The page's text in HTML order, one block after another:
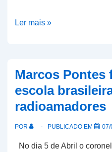
Crianças
comunicar
com
astronauta
Ler mais »
Marcos Pontes
escola
radioamadores
POR PUBLICADO EM 07/
No dia 5 de Abril o